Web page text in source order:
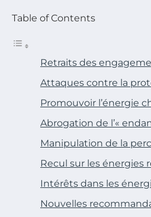
Table of Contents
Retraits des
Attaques contre la
Promouvoir l’énergie
Abrogation de l’«
Manipulation de la
Recul sur les énergies
Intérêts dans les
Nouvelles